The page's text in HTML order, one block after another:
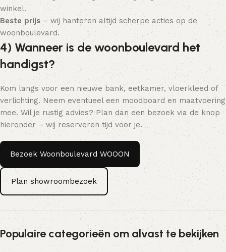
winkel.
Beste prijs– wij hanteren altijd scherpe acties op de
woonboulevard.
4) Wanneer is de woonboulevard het
handigst?
Kom langs voor een nieuwe bank, eetkamer, vloerkleed of
verlichting. Neem eventueel een moodboard en maatvoering
mee. Wil je rustig advies? Plan dan een bezoek via de knop
hieronder – wij reserveren tijd voor je.
Bezoek Woonboulevard WOOON
Plan showroombezoek
Populaire categorieën om alvast te bekijken